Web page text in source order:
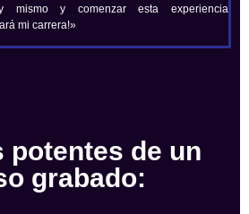
mismo y comenzar esta experiencia
mi carrera!»
potentes de un
grabado: